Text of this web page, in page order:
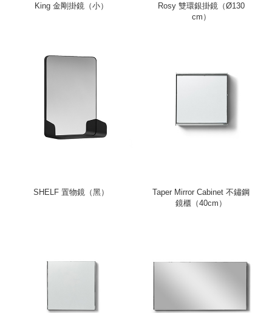
King 金剛掛鏡（小）
Rosy 雙環銀掛鏡（Ø130
cm）
SHELF 置物鏡（黑）
Taper Mirror Cabinet 不鏽鋼
鏡櫃（40cm）